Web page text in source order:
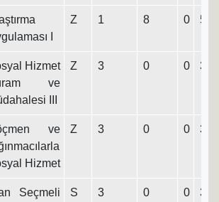
I
Z 1 8 0 5
Hizmet
ve
III
Z 3 0 0 3
ve
Hizmet
Z 3 0 0 3
Seçmeli
S 3 0 0 3